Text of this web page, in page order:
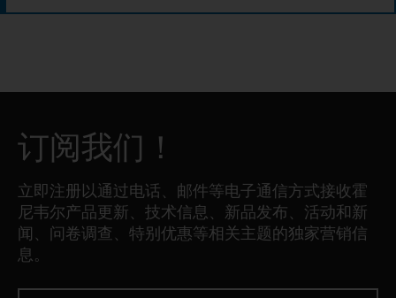
订阅我们！
立即注册以通过电话、邮件等电子通信方式接收霍
尼韦尔产品更新、技术信息、新品发布、活动和新
闻、问卷调查、特别优惠等相关主题的独家营销信
息。